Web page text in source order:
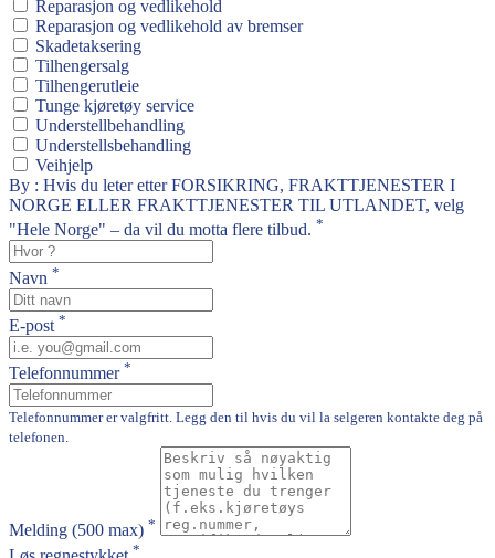
Reparasjon og vedlikehold
Reparasjon og vedlikehold av bremser
Skadetaksering
Tilhengersalg
Tilhengerutleie
Tunge kjøretøy service
Understellbehandling
Understellsbehandling
Veihjelp
By : Hvis du leter etter FORSIKRING, FRAKTTJENESTER I
NORGE ELLER FRAKTTJENESTER TIL UTLANDET, velg
"Hele Norge" – da vil du motta flere tilbud. *
Navn *
E-post *
Telefonnummer *
Telefonnummer er valgfritt. Legg den til hvis du vil la selgeren kontakte deg på
telefonen.
Melding (500 max) *
*